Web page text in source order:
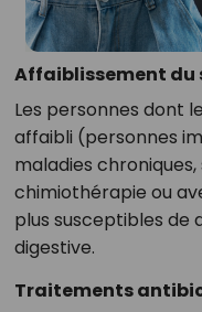
Affaiblissement
Les personnes dont
affaibli (personnes
maladies
chimiothérapie ou
plus susceptibles de
digestive.
Traitements